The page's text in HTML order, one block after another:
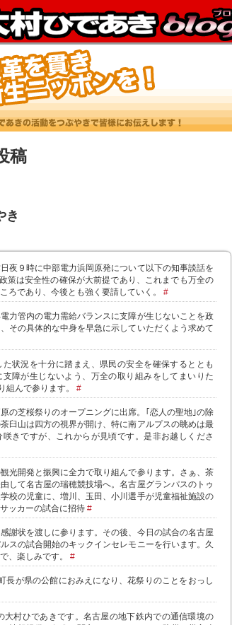
稿
き
夜９時に中部電力浜岡原発について以下の知事談話を
策は安全性の確保が大前提であり、これまでも万全の
ろであり、今後とも強く要請していく。 #
力管内の電力需給バランスに支障が生じないことを政
その具体的な中身を早急に示していただくよう求めて
状況を十分に踏まえ、県民の安全を確保するととも
障が生じないよう、万全の取り組みをしてまいりた
組んで参ります。 #
の芝桜祭りのオープニングに出席。｢恋人の聖地｣の除
臼山は四方の視界が開け、特に南アルプスの眺めは最
きですが、これからが見頃です。是非お越しくださ
光開発と振興に全力で取り組んで参ります。さぁ、茶
して名古屋の瑞穂競技場へ。名古屋グランパスのトゥ
校の児童に、増川、玉田、小川選手が児童福祉施設の
ッカーの試合に招待 #
謝状を渡しに参ります。その後、今日の試合の名古屋
スの試合開始のキックインセレモニーを行います。久
、楽しみです。 #
長が県の公館におみえになり、花祭りのことをおっし
大村ひであきです。名古屋の地下鉄内での通信環境の